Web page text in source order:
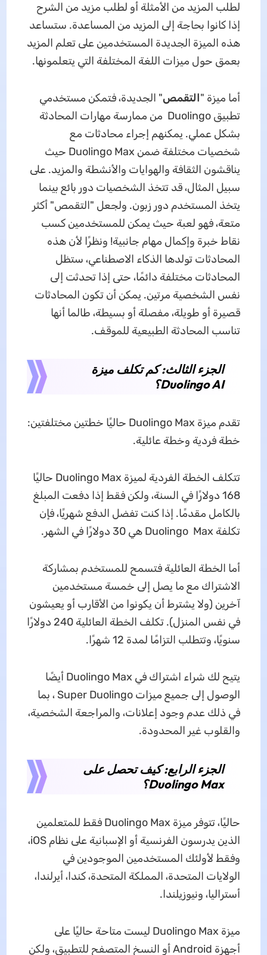
لطلب المزيد من الأمثلة أو لطلب مزيد من الشرح
إذا كانوا بحاجة إلى المزيد من المساعدة. ستساعد
هذه الميزة الجديدة المستخدمين على تعلم المزيد
بعمق حول ميزات اللغة المختلفة التي يتعلمونها.
أما ميزة "التقمص" الجديدة، فتمكن مستخدمي
تطبيق Duolingo من ممارسة مهارات المحادثة
بشكل عملي. يمكنهم إجراء محادثات مع
شخصيات مختلفة ضمن Duolingo Max حيث
يناقشون الثقافة والهوايات والأنشطة والمزيد. على
سبيل المثال، قد تتخذ الشخصيات دور بائع بينما
يتخذ المستخدم دور زبون. ولجعل "التقمص" أكثر
متعة، فهو لعبة حيث يمكن للمستخدمين كسب
نقاط خبرة وإكمال مهام جانبية! ونظرًا لأن هذه
المحادثات تولدها الذكاء الاصطناعي، ستظل
المحادثات مختلفة دائمًا، حتى إذا تحدثت إلى
نفس الشخصية مرتين. يمكن أن تكون المحادثات
قصيرة أو طويلة، مفصلة أو بسيطة، طالما أنها
تناسب المحادثة الطبيعية للموقف.
الجزء الثالث: كم تكلف ميزة
Duolingo AI؟
تقدم ميزة Duolingo Max حاليًا خطتين مختلفتين:
خطة فردية وخطة عائلية.
تتكلف الخطة الفردية لميزة Duolingo Max حاليًا
168 دولارًا في السنة، ولكن فقط إذا دفعت المبلغ
بالكامل مقدمًا. إذا كنت تفضل الدفع شهريًا، فإن
تكلفة Duolingo Max هي 30 دولارًا في الشهر.
أما الخطة العائلية فتسمح للمستخدم بمشاركة
الاشتراك مع ما يصل إلى خمسة مستخدمين
آخرين (ولا يشترط أن يكونوا من الأقارب أو يعيشون
في نفس المنزل). تكلف الخطة العائلية 240 دولارًا
سنويًا، وتتطلب التزامًا لمدة 12 شهرًا.
يتيح لك شراء اشتراك في Duolingo Max أيضًا
الوصول إلى جميع ميزات Super Duolingo ، بما
في ذلك عدم وجود إعلانات، والمراجعة الشخصية،
والقلوب غير المحدودة.
الجزء الرابع: كيف تحصل على
Duolingo Max؟
حاليًا، تتوفر ميزة Duolingo Max فقط للمتعلمين
الذين يدرسون الفرنسية أو الإسبانية على نظام iOS،
وفقط لأولئك المستخدمين الموجودين في
الولايات المتحدة، المملكة المتحدة، كندا، أيرلندا،
أستراليا، ونيوزيلندا.
ميزة Duolingo Max ليست متاحة حاليًا على
أجهزة Android أو النسخ المتصفح للتطبيق، ولكن